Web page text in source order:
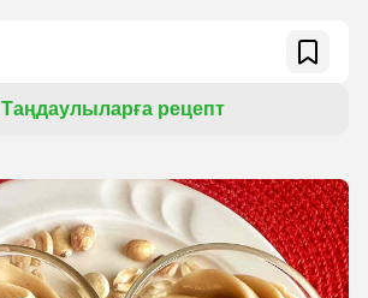
Таңдаулыларға рецепт